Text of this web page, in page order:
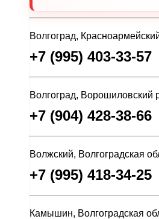
Волгоград,
+7 (995) 403-33-57
Волгоград, Ворошиловский
+7 (904) 428-38-66
Волжский, Волгоградская
+7 (995) 418-34-25
Камышин, Волгоградская